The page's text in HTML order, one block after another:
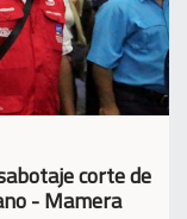
corte de
- Mamera